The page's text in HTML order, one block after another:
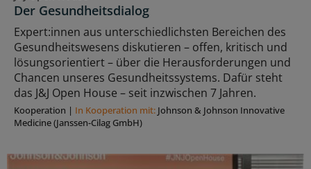
Der Gesundheitsdialog
Expert:innen aus unterschiedlichsten Bereichen des
Gesundheitswesens diskutieren – offen, kritisch und
lösungsorientiert – über die Herausforderungen und
Chancen unseres Gesundheitssystems. Dafür steht
das J&J Open House – seit inzwischen 7 Jahren.
Kooperation | In Kooperation mit: Johnson & Johnson Innovative
Medicine (Janssen-Cilag GmbH)